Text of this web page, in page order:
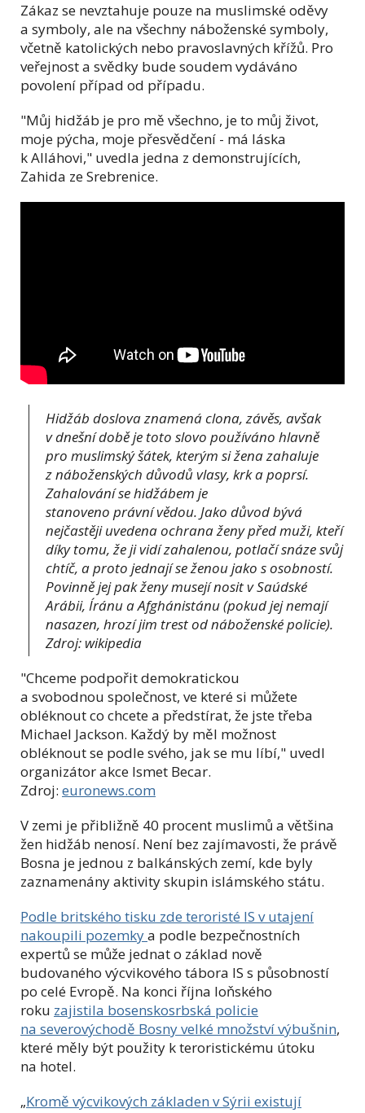
Zákaz se nevztahuje pouze na muslimské oděvy
a symboly, ale na všechny náboženské symboly,
včetně katolických nebo pravoslavných křížů. Pro
veřejnost a svědky bude soudem vydáváno
povolení případ od případu.
"Můj hidžáb je pro mě všechno, je to můj život,
moje pýcha, moje přesvědčení - má láska
k Alláhovi," uvedla jedna z demonstrujících,
Zahida ze Srebrenice.
Hidžáb doslova znamená clona, závěs, avšak
v dnešní době je toto slovo používáno hlavně
pro muslimský šátek, kterým si žena zahaluje
z náboženských důvodů vlasy, krk a poprsí.
Zahalování se hidžábem je
stanoveno právní vědou. Jako důvod bývá
nejčastěji uvedena ochrana ženy před muži, kteří
díky tomu, že ji vidí zahalenou, potlačí snáze svůj
chtíč, a proto jednají se ženou jako s osobností.
Povinně jej pak ženy musejí nosit v Saúdské
Arábii, Íránu a Afghánistánu (pokud jej nemají
nasazen, hrozí jim trest od náboženské policie).
Zdroj: wikipedia
"Chceme podpořit demokratickou
a svobodnou společnost, ve které si můžete
obléknout co chcete a předstírat, že jste třeba
Michael Jackson. Každý by měl možnost
obléknout se podle svého, jak se mu líbí," uvedl
organizátor akce Ismet Becar.
Zdroj: euronews.com
V zemi je přibližně 40 procent muslimů a většina
žen hidžáb nenosí. Není bez zajímavosti, že právě
Bosna je jednou z balkánských zemí, kde byly
zaznamenány aktivity skupin islámského státu.
Podle britského tisku zde teroristé IS v utajení
nakoupili pozemkya podle bezpečnostních
expertů se může jednat o základ nově
budovaného výcvikového tábora IS s působností
po celé Evropě. Na konci října loňského
roku zajistila bosenskosrbská policie
na severovýchodě Bosny velké množství výbušnin,
které měly být použity k teroristickému útoku
na hotel.
„Kromě výcvikových základen v Sýrii existují